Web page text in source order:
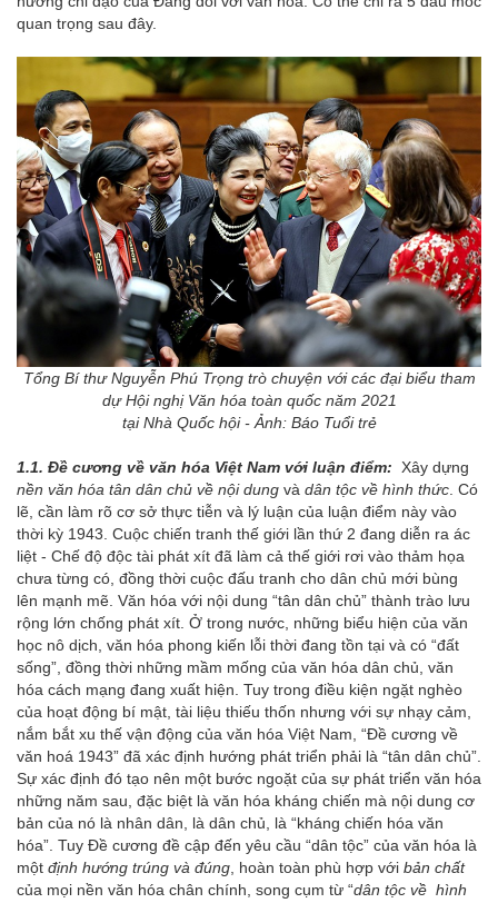
quan trọng sau đây.
Tổng Bí thư Nguyễn Phú Trọng trò chuyện với các đại biểu tham
dự Hội nghị Văn hóa toàn quốc năm 2021
tại Nhà Quốc hội - Ảnh: Báo Tuổi trẻ
1.1. Đề cương về văn hóa Việt Nam với luận điểm: Xây dựng
nền văn hóa tân dân chủ về nội dung và dân tộc về hình thức . Có
lẽ, cần làm rõ cơ sở thực tiễn và lý luận của luận điểm này vào
thời kỳ 1943. Cuộc chiến tranh thế giới lần thứ 2 đang diễn ra ác
liệt - Chế độ độc tài phát xít đã làm cả thế giới rơi vào thảm họa
chưa từng có, đồng thời cuộc đấu tranh cho dân chủ mới bùng
lên mạnh mẽ. Văn hóa với nội dung “tân dân chủ” thành trào lưu
rộng lớn chống phát xít. Ở trong nước, những biểu hiện của văn
học nô dịch, văn hóa phong kiến lỗi thời đang tồn tại và có “đất
sống”, đồng thời những mầm mống của văn hóa dân chủ, văn
hóa cách mạng đang xuất hiện. Tuy trong điều kiện ngặt nghèo
của hoạt động bí mật, tài liệu thiếu thốn nhưng với sự nhạy cảm,
nắm bắt xu thế vận động của văn hóa Việt Nam, “Đề cương về
văn hoá 1943” đã xác định hướng phát triển phải là “tân dân chủ”.
Sự xác định đó tạo nên một bước ngoặt của sự phát triển văn hóa
những năm sau, đặc biệt là văn hóa kháng chiến mà nội dung cơ
bản của nó là nhân dân, là dân chủ, là “kháng chiến hóa văn
hóa”. Tuy Đề cương đề cập đến yêu cầu “dân tộc” của văn hóa là
một định hướng trúng và đúng , hoàn toàn phù hợp với bản chất
của mọi nền văn hóa chân chính, song cụm từ “dân tộc về hình